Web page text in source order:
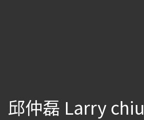
邱仲磊 Larry chiu